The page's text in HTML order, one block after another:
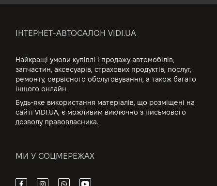
ІНТЕРНЕТ-АВТОСАЛОН VIDI.UA
Найкращі умови купівлі і продажу автомобілів,
запчастин, аксесуарів, страхових продуктів, послуг,
ремонту, сервісного обслуговування, а також багато
іншого онлайн.
Будь-яке використання матеріалів, що розміщені на
сайті VIDI.UA, є можливим виключно з письмового
дозволу правовласника.
МИ У СОЦМЕРЕЖАХ